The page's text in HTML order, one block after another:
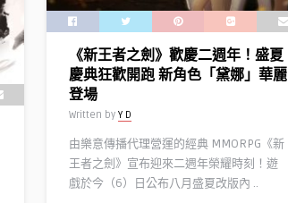
《新王者之劍》歡慶二週年！盛夏
慶典狂歡開跑 新角色「黛娜」華麗
登場
Written by Y D
由樂意傳播代理營運的經典 MMORPG《新
王者之劍》宣布迎來二週年榮耀時刻！遊
戲於今（6）日公布八月盛夏改版內 ..